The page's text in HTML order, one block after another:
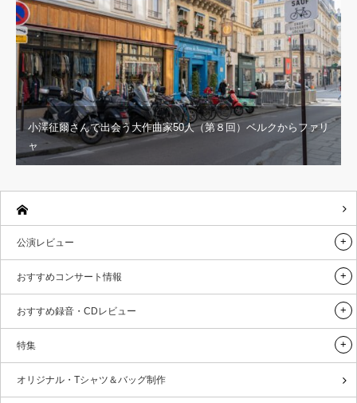
小澤征爾さんで出会う大作曲家50人（第８回）ベルクからファリ
ャ
公演レビュー
おすすめコンサート情報
おすすめ録音・CDレビュー
特集
オリジナル・Tシャツ＆バッグ制作